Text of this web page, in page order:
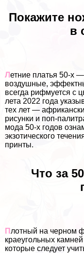
Покажите
в
Летние платья 50-х
воздушные,
всегда рифмуется с
лета 2022 года
тех лет —
рисунки и поп-
мода 50-х годов
экзотического
принты.
Что за
П лотный на черном
краеугольных
которые следует